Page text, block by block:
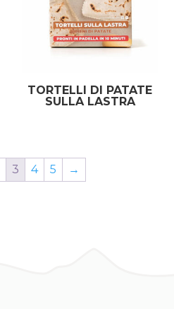
TORTELLI DI PATATE
SULLA LASTRA
3 4 5 →